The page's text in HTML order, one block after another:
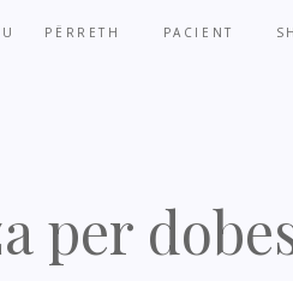
PËRRETH PACIENT
per